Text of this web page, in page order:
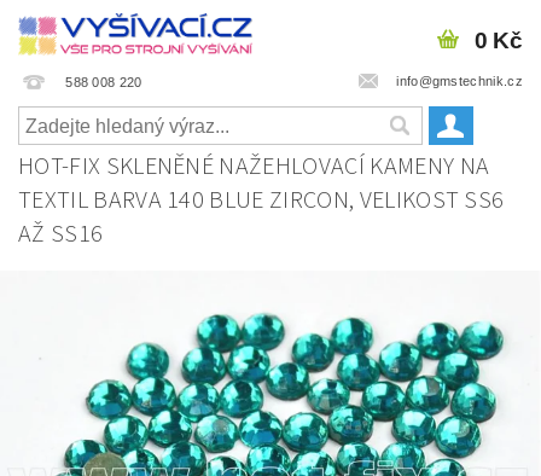
588 008 220 info@gmstechnik.cz
0 Kč
HOT-FIX SKLENĚNÉ NAŽEHLOVACÍ KAMENY NA
TEXTIL BARVA 140 BLUE ZIRCON, VELIKOST SS6
AŽ SS16